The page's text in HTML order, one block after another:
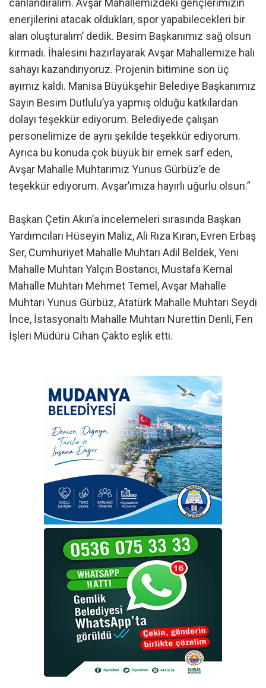
canlandıralım. Avşar Mahallemizdeki gençlerimizin
enerjilerini atacak oldukları, spor yapabilecekleri bir
alan oluşturalım’ dedik. Besim Başkanımız sağ olsun
kırmadı. İhalesini hazırlayarak Avşar Mahallemize halı
sahayı kazandırıyoruz. Projenin bitimine son üç
ayımız kaldı. Manisa Büyükşehir Belediye Başkanımız
Sayın Besim Dutlulu’ya yapmış olduğu katkılardan
dolayı teşekkür ediyorum. Belediyede çalışan
personelimize de aynı şekilde teşekkür ediyorum.
Ayrıca bu konuda çok büyük bir emek sarf eden,
Avşar Mahalle Muhtarımız Yunus Gürbüz’e de
teşekkür ediyorum. Avşar’ımıza hayırlı uğurlu olsun.”
Başkan Çetin Akın’a incelemeleri sırasında Başkan
Yardımcıları Hüseyin Maliz, Ali Rıza Kıran, Evren Erbaş
Ser, Cumhuriyet Mahalle Muhtarı Adil Beldek, Yeni
Mahalle Muhtarı Yalçın Bostancı, Mustafa Kemal
Mahalle Muhtarı Mehmet Temel, Avşar Mahalle
Muhtarı Yunus Gürbüz, Atatürk Mahalle Muhtarı Seydi
İnce, İstasyonaltı Mahalle Muhtarı Nurettin Denli, Fen
İşleri Müdürü Cihan Çakto eşlik etti.